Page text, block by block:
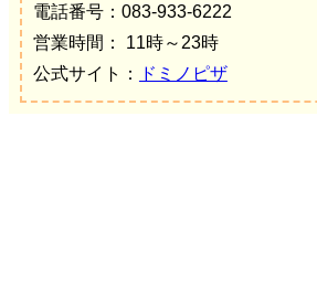
電話番号：083-933-6222
営業時間： 11時～23時
公式サイト：
ドミノピザ